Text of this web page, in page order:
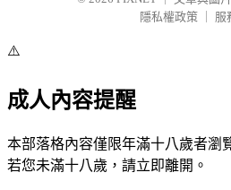
隱私權政策
服
⚠️
成人內容提醒
本部落格內容僅限年滿十八歲者瀏
若您未滿十八歲，請立即離開。